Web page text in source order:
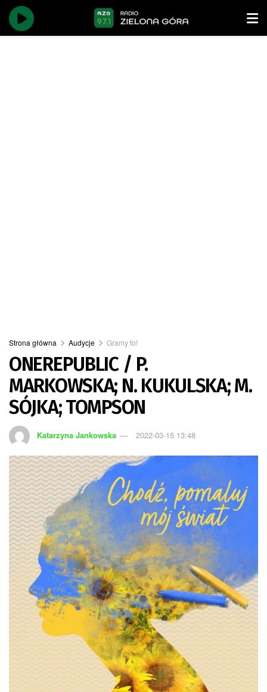
Strona główna Audycje Gramy to!
ONEREPUBLIC / P.
MARKOWSKA; N. KUKULSKA; M.
SÓJKA; TOMPSON
Katarzyna Jankowska 2022-03-15 13:48